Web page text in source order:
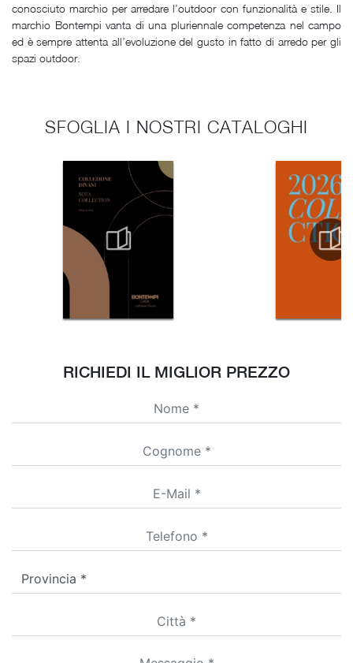
conosciuto marchio per arredare l’outdoor con funzionalità e stile. Il
marchio Bontempi vanta di una pluriennale competenza nel campo
ed è sempre attenta all’evoluzione del gusto in fatto di arredo per gli
spazi outdoor.
SFOGLIA I NOSTRI CATALOGHI
RICHIEDI IL MIGLIOR PREZZO